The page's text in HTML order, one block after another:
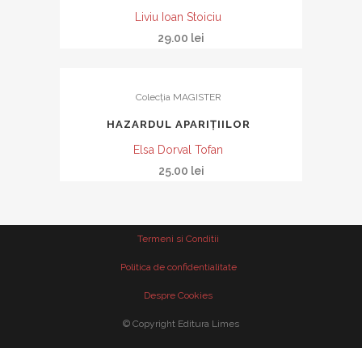
Liviu Ioan Stoiciu
29.00 lei
Colecția MAGISTER
HAZARDUL APARIȚIILOR
Elsa Dorval Tofan
25.00 lei
Termeni si Conditii
Politica de confidentialitate
Despre Cookies
© Copyright Editura Limes